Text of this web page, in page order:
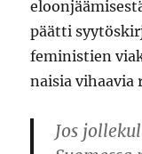
päätti
feministien
naisia vihaavia
Jos